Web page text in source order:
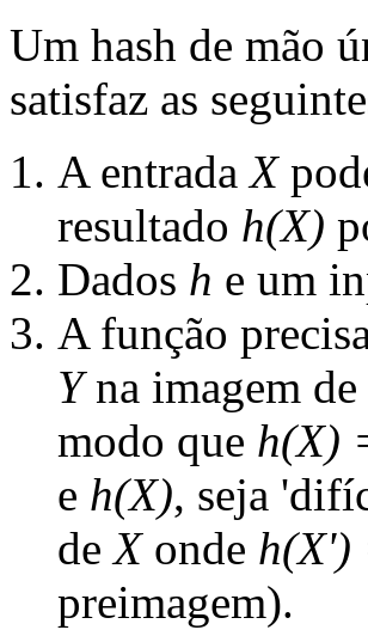
Um hash de mão
satisfaz as
A entradaX
resultado h(X)
Dados h e um
A função
Yna imagem de
modo que h(X)
e h(X), seja
deXonde h(X')
preimagem).